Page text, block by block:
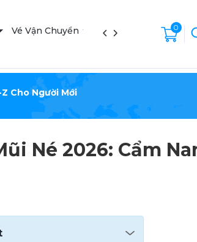
Vé Vận Chuyển Tin tức Liên hệ 0
Cho Người Mới
Né 2026: Cẩm